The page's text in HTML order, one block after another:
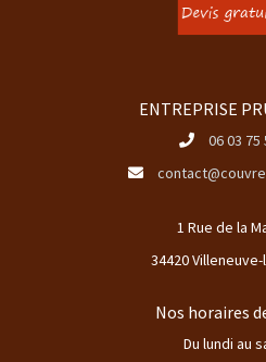
ENTREPRISE
06 03 75
1 Rue de la
34420
Nos horaires
Du lundi au